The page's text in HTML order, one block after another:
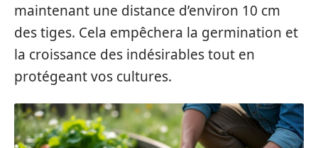
maintenant une distance d’environ 10 cm
des tiges. Cela empêchera la germination et
la croissance des indésirables tout en
protégeant vos cultures.